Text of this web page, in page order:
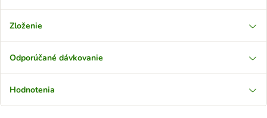
Zloženie
Odporúčané dávkovanie
Hodnotenia